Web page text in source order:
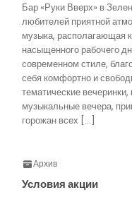
Бар «Руки Вверх» в
любителей приятной
музыка, располагающая
насыщенного рабочего
современном стиле,
себя комфортно и
тематические
музыкальные вечера,
горожан всех […]
Архив
Условия акции